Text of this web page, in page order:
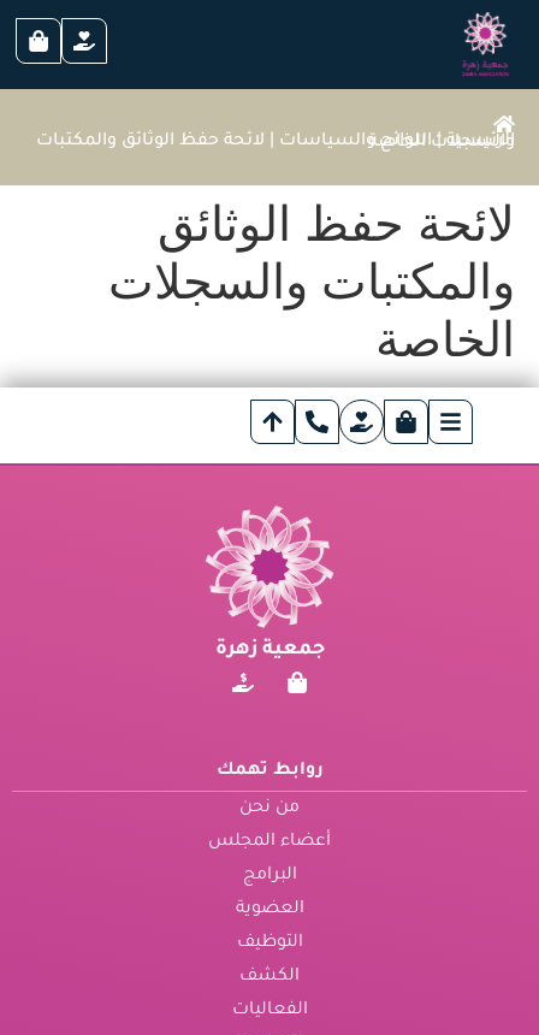
الرئيسية|اللوائح والسياساتلائحة حفظ الوثائق والمكتبات والسجلات الخاصة
لائحة حفظ الوثائق
والمكتبات والسجلات
الخاصة
جمعية زهرة
روابط تهمك
من نحن
أعضاء المجلس
البرامج
العضوية
التوظيف
الكشف
الفعاليات